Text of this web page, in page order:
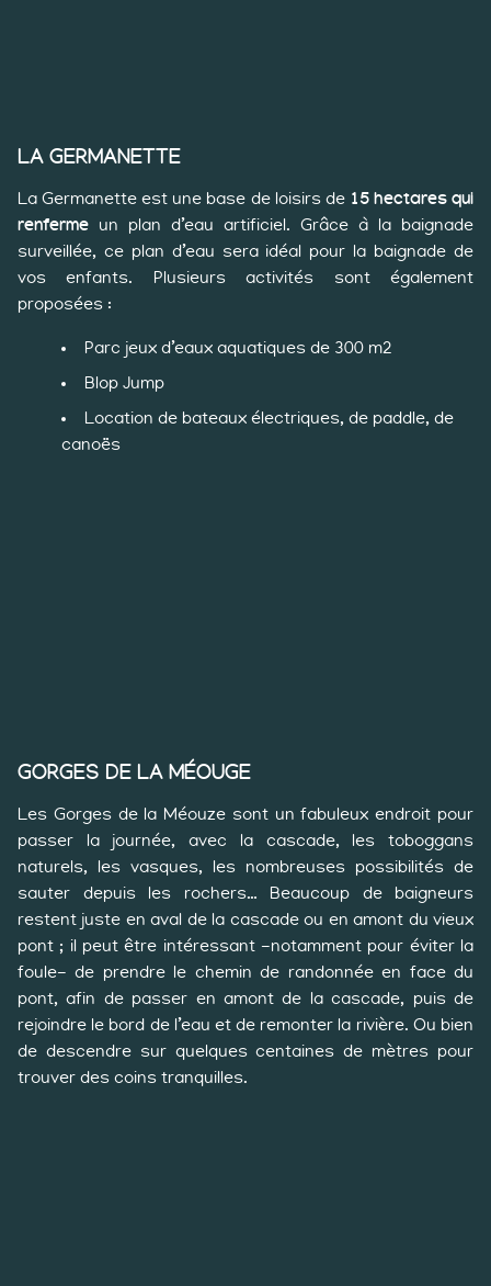
LA GERMANETTE
La Germanette est une base de loisirs de 15 hectares qui
renferme un plan d’eau artificiel. Grâce à la baignade
surveillée, ce plan d’eau sera idéal pour la baignade de
vos enfants. Plusieurs activités sont également
proposées :
Parc jeux d’eaux aquatiques de 300 m2
Blop Jump
Location de bateaux électriques, de paddle, de
canoës
GORGES DE LA MÉOUGE
Les Gorges de la Méouze sont un fabuleux endroit pour
passer la journée, avec la cascade, les toboggans
naturels, les vasques, les nombreuses possibilités de
sauter depuis les rochers… Beaucoup de baigneurs
restent juste en aval de la cascade ou en amont du vieux
pont ; il peut être intéressant -notamment pour éviter la
foule- de prendre le chemin de randonnée en face du
pont, afin de passer en amont de la cascade, puis de
rejoindre le bord de l’eau et de remonter la rivière. Ou bien
de descendre sur quelques centaines de mètres pour
trouver des coins tranquilles.